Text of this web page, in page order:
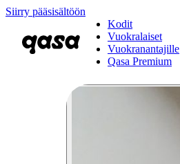
Siirry pääsisältöön
Kodit
Vuokralaiset
Vuokranantajille
Qasa Premium